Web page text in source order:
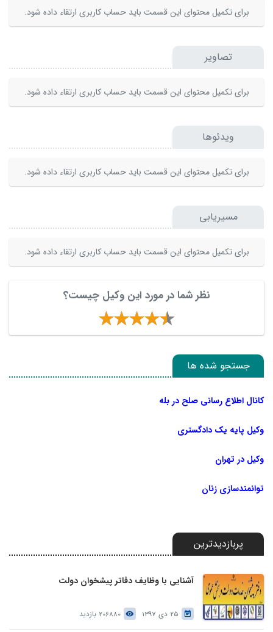
برای تکمیل محتوای این قسمت باید حساب کاربری ارتقاء داده شود.
تصاویر
برای تکمیل محتوای این قسمت باید حساب کاربری ارتقاء داده شود.
ویدئوها
برای تکمیل محتوای این قسمت باید حساب کاربری ارتقاء داده شود.
مسیریابی
برای تکمیل محتوای این قسمت باید حساب کاربری ارتقاء داده شود.
نظر شما در مورد این وکیل چیست؟
جستجو شده ها
کانال اطلاع رسانی صلح در بله
وکیل پایه یک دادگستری
وکیل در تهران
توانمندسازی زنان
پربازدیدترین
آشنایی با وظایف دفاتر پیشخوان دولت
25 دی 1397 206880 بازدید